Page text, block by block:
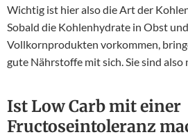
Wichtig ist hier also die Art der
Sobald die Kohlenhydrate in Obst
Vollkornprodukten vorkommen,
gute Nährstoffe mit sich. Sie sind also
Ist Low Carb mit einer
Fructoseintoleranz